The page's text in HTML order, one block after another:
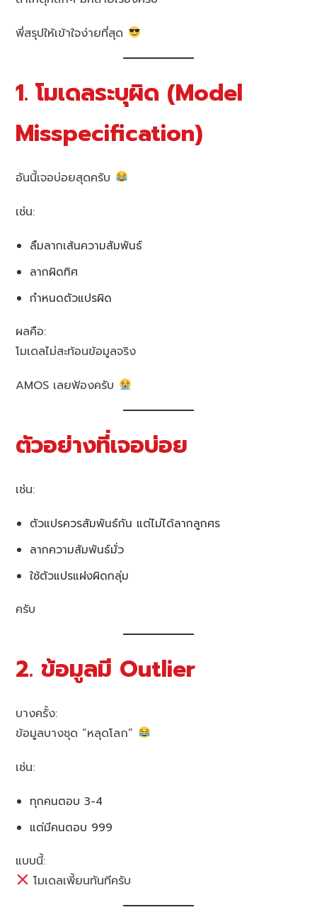
พี่สรุปให้เข้าใจง่ายที่สุด
1. โมเดลระบุผิด (Model
Misspecification)
อันนี้เจอบ่อยสุดครับ
เช่น:
ลืมลากเส้นความสัมพันธ์
ลากผิดทิศ
กำหนดตัวแปรผิด
ผลคือ:
โมเดลไม่สะท้อนข้อมูลจริง
AMOS เลยฟ้องครับ
ตัวอย่างที่เจอบ่อย
เช่น:
ตัวแปรควรสัมพันธ์กัน แต่ไม่ได้ลากลูกศร
ลากความสัมพันธ์มั่ว
ใช้ตัวแปรแฝงผิดกลุ่ม
ครับ
2. ข้อมูลมี Outlier
บางครั้ง:
ข้อมูลบางชุด “หลุดโลก”
เช่น:
ทุกคนตอบ 3-4
แต่มีคนตอบ 999
แบบนี้:
โมเดลเพี้ยนทันทีครับ